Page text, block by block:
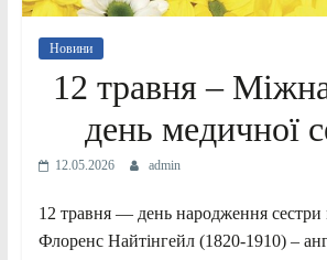
Новини
12 травня –
день медичної
12.05.2026 admin
12 травня — день народження сестри
Флоренс Найтінгейл (1820-1910) –